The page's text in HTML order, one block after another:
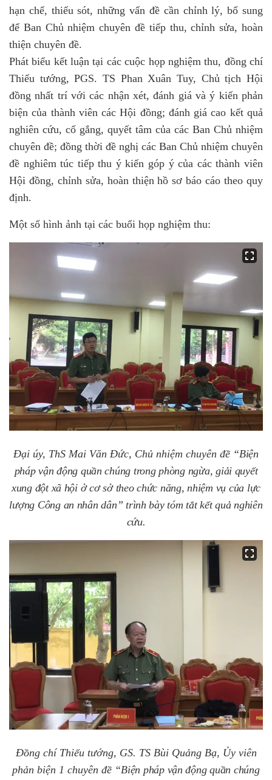
hạn chế, thiếu sót, những vấn đề cần chỉnh lý, bổ sung
để Ban Chủ nhiệm chuyên đề tiếp thu, chỉnh sửa, hoàn
thiện chuyên đề.
Phát biểu kết luận tại các cuộc họp nghiệm thu, đồng chí
Thiếu tướng, PGS. TS Phan Xuân Tuy, Chủ tịch Hội
đồng nhất trí với các nhận xét, đánh giá và ý kiến phản
biện của thành viên các Hội đồng; đánh giá cao kết quả
nghiên cứu, cố gắng, quyết tâm của các Ban Chủ nhiệm
chuyên đề; đồng thời đề nghị các Ban Chủ nhiệm chuyên
đề nghiêm túc tiếp thu ý kiến góp ý của các thành viên
Hội đồng, chỉnh sửa, hoàn thiệnhồ sơ báo cáotheo quy
định.
Một số hình ảnh tại các buổi họp nghiệm thu:
Đại úy, ThS Mai Văn Đức, Chủ nhiệm chuyên đề “Biện
pháp vận động quần chúng trong phòng ngừa, giải quyết
xung đột xã hội ở cơ sở theo chức năng, nhiệm vụ của lực
lượng Công an nhân dân” trình bày tóm tắt kết quả nghiên
cứu.
Đồng chí Thiếu tướng, GS. TS Bùi Quảng Bạ, Ủy viên
phản biện 1chuyên đề “Biện pháp vận động quần chúng